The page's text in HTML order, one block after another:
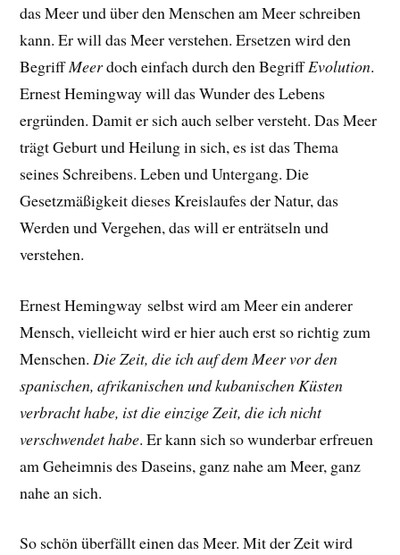
das Meer und über den Menschen am Meer schreiben
kann. Er will das Meer verstehen. Ersetzen wird den
BegriffMeerdoch einfach durch den BegriffEvolution.
Ernest Hemingway will das Wunder des Lebens
ergründen. Damit er sich auch selber versteht. Das Meer
trägt Geburt und Heilung in sich, es ist das Thema
seines Schreibens. Leben und Untergang. Die
Gesetzmäßigkeit dieses Kreislaufes der Natur, das
Werden und Vergehen, das will er enträtseln und
verstehen.
Ernest Hemingway selbst wird am Meer ein anderer
Mensch, vielleicht wird er hier auch erst so richtig zum
Menschen. Die Zeit, die ich auf dem Meer vor den
spanischen, afrikanischen und kubanischen Küsten
verbracht habe, ist die einzige Zeit, die ich nicht
verschwendet habe. Erkann sich so wunderbar erfreuen
am Geheimnis des Daseins, ganz nahe am Meer, ganz
nahe an sich.
So schön überfällt einen das Meer. Mit der Zeit wird